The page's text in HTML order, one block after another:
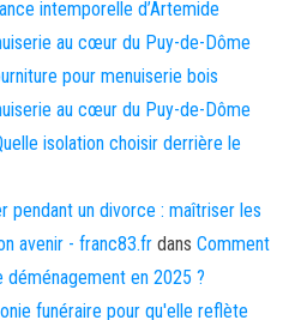
intemporelle d’Artemide
au cœur du Puy-de-Dôme
pour menuiserie bois
au cœur du Puy-de-Dôme
isolation choisir derrière le
pendant un divorce : maîtriser les
avenir - franc83.fr dans Comment
déménagement en 2025 ?
funéraire pour qu'elle reflète